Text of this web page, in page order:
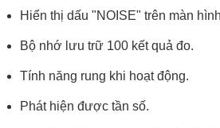
Hiển thị dấu "NOISE" trên màn
Bộ nhớ lưu trữ 100 kết quả đo.
Tính năng rung khi hoạt động.
Phát hiện được tần số.